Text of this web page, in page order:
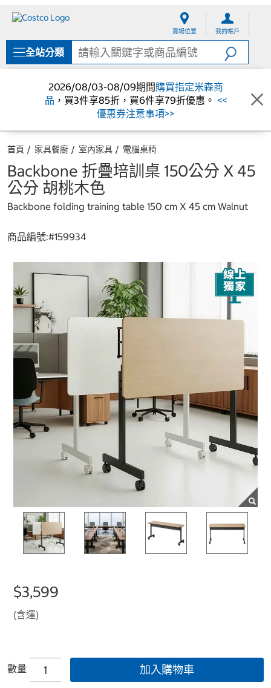
單
賣場位置 我的帳戶
全站分類
2026/08/03-08/09期間購買指定米森商
品 ，買3件享85折，買6件享79折優惠。 <<
優惠券注意事項>>
首頁 家具餐廚 室內家具 電腦桌椅
Backbone 折疊培訓桌 150公分 X 45
公分 胡桃木色
Backbone folding training table 150 cm X 45 cm Walnut
商品編號:#159934
$3,599
(含運)
數量 加入購物車